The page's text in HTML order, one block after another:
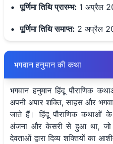
पूर्णिमा तिथि प्रारम्भ: 1 अप्रैल
पूर्णिमा तिथि समाप्त: 2 अप्रैल
भगवान हनुमान की कथा
भगवान हनुमान हिंदू पौराणिक
अपनी अपार शक्ति, साहस और
जाते हैं। हिंदू पौराणिक कथाओं
अंजना और केसरी से हुआ था, जो
देवताओं द्वारा दिव्य शक्तियों का